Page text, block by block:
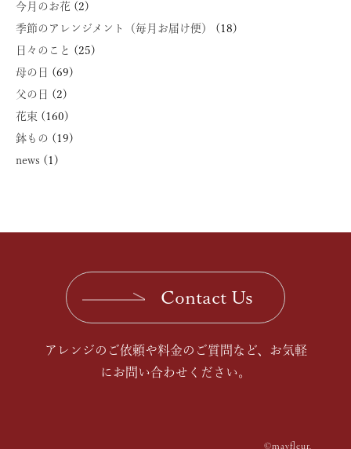
今月のお花 (2)
季節のアレンジメント（毎月お届け便）
(18)
日々のこと
(25)
母の日
(69)
父の日
(2)
花束 (160)
鉢もの (19)
news (1)
Contact Us
アレンジのご依頼や料金のご質問など、お気軽
にお問い合わせください。
©mayfleur.